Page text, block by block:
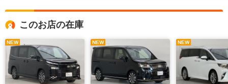
このお店の在庫
NEW NEW NEW